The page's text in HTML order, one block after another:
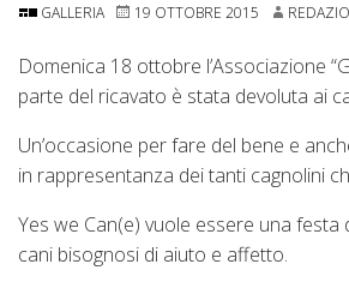
GALLERIA 19 OTTOBRE 2015
Domenica 18 ottobre l’Associazione
parte del ricavato è stata devoluta ai
Un’occasione per fare del bene e
in rappresentanza dei tanti cagnolini
Yes we Can(e) vuole essere una
cani bisognosi di aiuto e affetto.